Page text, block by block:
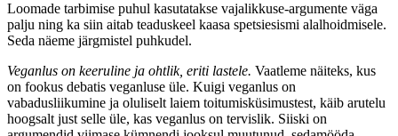
Loomade tarbimise puhul kasutatakse vajalikkuse-argumente väga
palju ning ka siin aitab teaduskeel kaasa spetsiesismi alalhoidmisele.
Seda näeme järgmistel puhkudel.
Veganlus on keeruline ja ohtlik, eriti lastele. Vaatleme näiteks, kus
on fookus debatis veganluse üle. Kuigi veganlus on
vabadusliikumine ja oluliselt laiem toitumisküsimustest, käib arutelu
hoogsalt just selle üle, kas veganlus on tervislik. Siiski on